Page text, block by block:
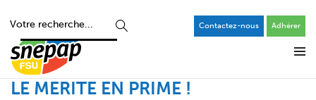
Contactez-nous Adhérer
LE MERITE EN PRIME !